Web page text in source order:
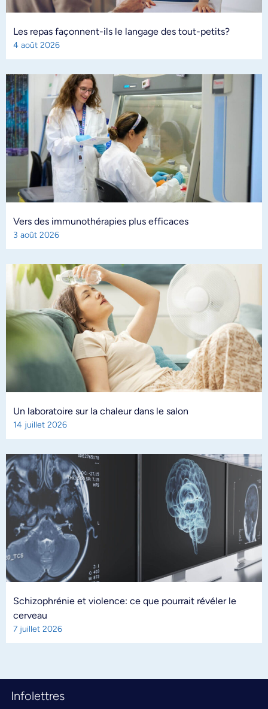
Les repas façonnent-ils le langage des tout-petits?
4 août 2026
Vers des immunothérapies plus efficaces
3 août 2026
Un laboratoire sur la chaleur dans le salon
14 juillet 2026
Schizophrénie et violence: ce que pourrait révéler le
cerveau
7 juillet 2026
Infolettres